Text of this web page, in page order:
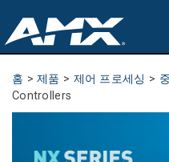
제품
홈 >제품 > 제어 프로세싱 >
Controllers